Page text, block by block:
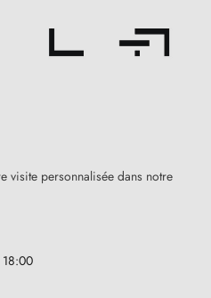
visite personnalisée dans notre